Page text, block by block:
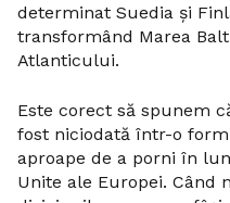
determinat Suedia și
transformând Marea
Atlanticului.
Este corect să spunem
fost niciodată într-o
aproape de a porni în
Unite ale Europei. Când